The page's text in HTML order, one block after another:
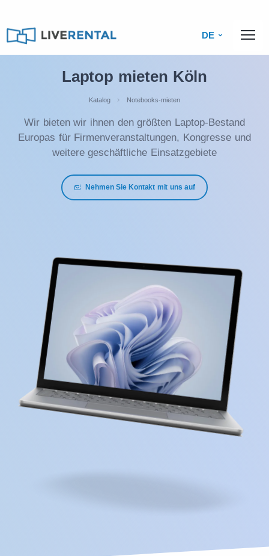
DE
Laptop mieten Köln
Katalog Notebooks-mieten
Wir bieten wir ihnen den größten Laptop-Bestand
Europas für Firmenveranstaltungen, Kongresse und
weitere geschäftliche Einsatzgebiete
Nehmen Sie Kontakt mit uns auf